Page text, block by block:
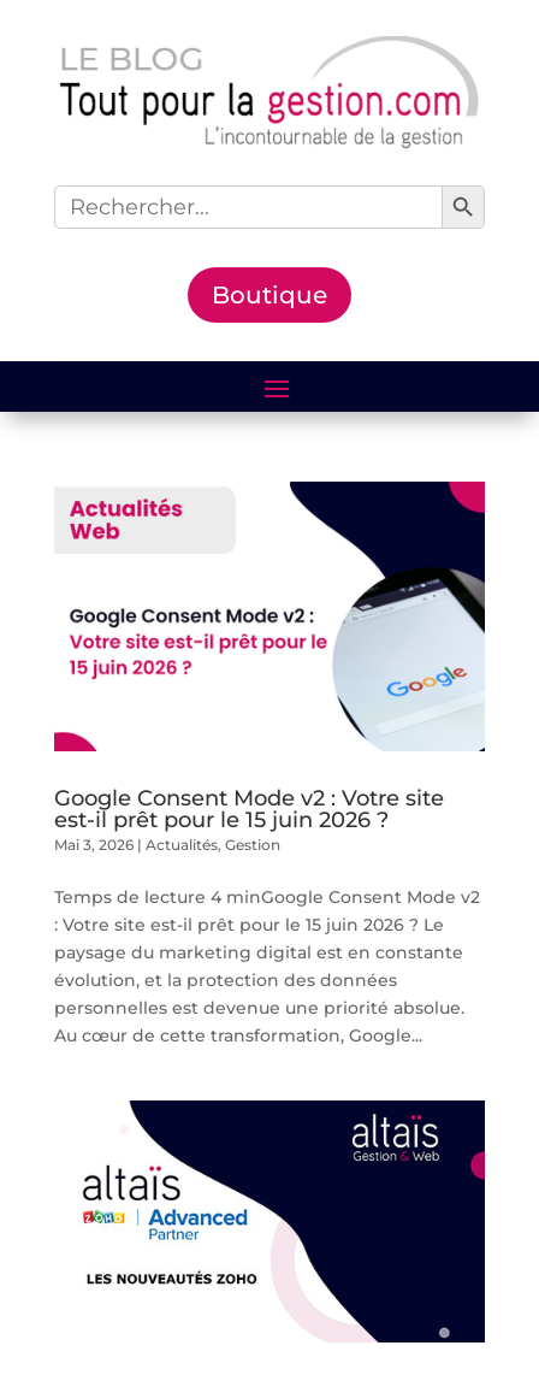
Search
for:
Search Button
Boutique
Google Consent Mode v2 : Votre site
est-il prêt pour le 15 juin 2026 ?
Mai 3, 2026| Actualités, Gestion
Temps de lecture 4 minGoogle Consent Mode v2
: Votre site est-il prêt pour le 15 juin 2026 ? Le
paysage du marketing digital est en constante
évolution, et la protection des données
personnelles est devenue une priorité absolue.
Au cœur de cette transformation, Google...